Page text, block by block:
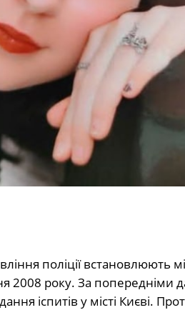
поліції встановлюють
2008 року. За попередніми
іспитів у місті Києві.